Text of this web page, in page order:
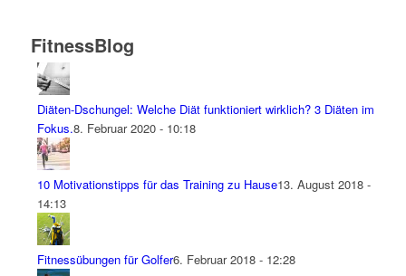
FitnessBlog
Diäten-Dschungel: Welche Diät funktioniert wirklich? 3 Diäten im
Fokus.8. Februar 2020 - 10:18
10 Motivationstipps für das Training zu Hause13. August 2018 -
14:13
Fitnessübungen für Golfer6. Februar 2018 - 12:28